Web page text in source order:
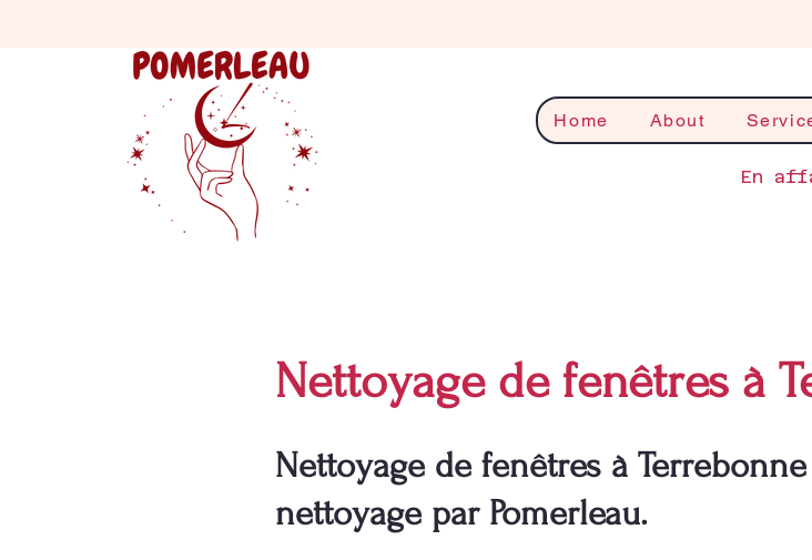
Home About
En
Nettoyage de fenêtres à
Nettoyage de fenêtres à
nettoyage par Pomerleau.